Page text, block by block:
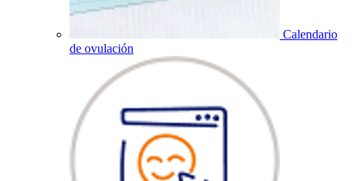
Calendario
de ovulación